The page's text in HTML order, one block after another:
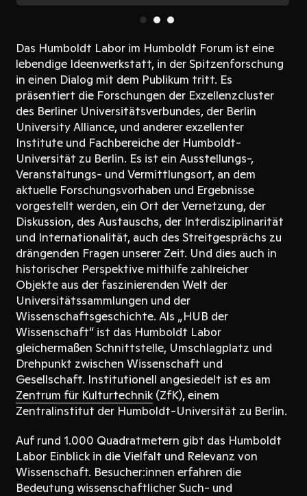
Das Humboldt Labor im Humboldt Forum ist eine
lebendige Ideenwerkstatt, in der Spitzenforschung
in einen Dialog mit dem Publikum tritt. Es
präsentiert die Forschungen der Exzellenzcluster
des Berliner Universitätsverbundes, der Berlin
University Alliance, und anderer exzellenter
Institute und Fachbereiche der Humboldt-
Universität zu Berlin. Es ist ein Ausstellungs-,
Veranstaltungs- und Vermittlungsort, an dem
aktuelle Forschungsvorhaben und Ergebnisse
vorgestellt werden, ein Ort der Vernetzung, der
Diskussion, des Austauschs, der Interdisziplinarität
und Internationalität, auch des Streitgesprächs zu
drängenden Fragen unserer Zeit. Und dies auch in
historischer Perspektive mithilfe zahlreicher
Objekte aus der faszinierenden Welt der
Universitätssammlungen und der
Wissenschaftsgeschichte. Als „HUB der
Wissenschaft“ ist das Humboldt Labor
gleichermaßen Schnittstelle, Umschlagplatz und
Drehpunkt zwischen Wissenschaft und
Gesellschaft. Institutionell angesiedelt ist es am
Zentrum für Kulturtechnik (ZfK), einem
Zentralinstitut der Humboldt-Universität zu Berlin.
Auf rund 1.000 Quadratmetern gibt das Humboldt
Labor Einblick in die Vielfalt und Relevanz von
Wissenschaft. Besucher:innen erfahren die
Bedeutung wissenschaftlicher Such- und